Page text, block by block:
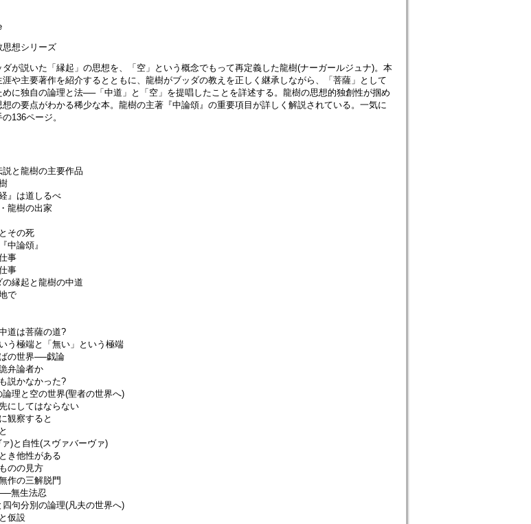
想シリーズ
ダが説いた「縁起」の思想を、「空」という概念でもって再定義した龍樹(ナーガールジュナ)。本
や主要著作を紹介するとともに、龍樹がブッダの教えを正しく継承しながら、「菩薩」として
めに独自の論理と法──「中道」と「空」を提唱したことを詳述する。龍樹の思想的独創性が掴め
想の要点がわかる稀少な本。龍樹の主著『中論頌』の重要項目が詳しく解説されている。一気に
136ページ。
と龍樹の主要作品
』は道しるべ
龍樹の出家
その死
論頌』
事
事
縁起と龍樹の中道
で
道は菩薩の道?
う極端と「無い」という極端
の世界──戯論
弁論者か
説かなかった?
理と空の世界(聖者の世界へ)
にしてはならない
観察すると
)と自性(スヴァバーヴァ)
き他性がある
のの見方
作の三解脱門
無生法忍
句分別の論理(凡夫の世界へ)
仮設